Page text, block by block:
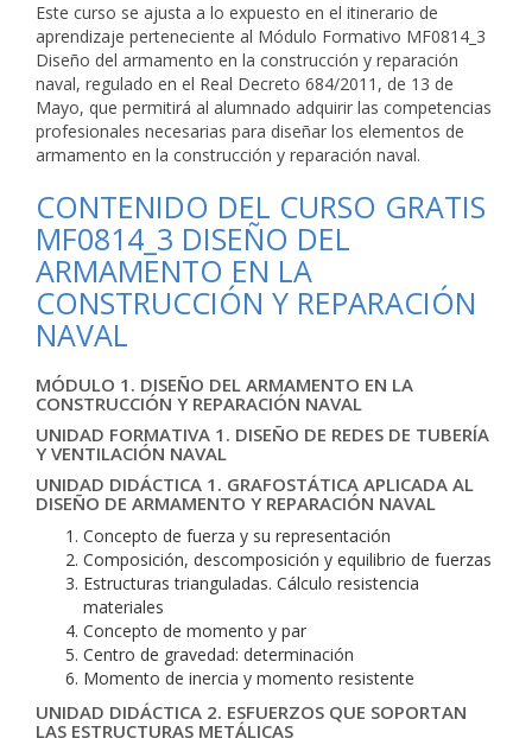
Este curso se ajusta a lo expuesto en el itinerario de
aprendizaje perteneciente al Módulo Formativo MF0814_3
Diseño del armamento en la construcción y reparación
naval, regulado en el Real Decreto 684/2011, de 13 de
Mayo, que permitirá al alumnado adquirir las competencias
profesionales necesarias para diseñar los elementos de
armamento en la construcción y reparación naval.
CONTENIDO DEL CURSO GRATIS
MF0814_3 DISEÑO DEL
ARMAMENTO EN LA
CONSTRUCCIÓN Y REPARACIÓN
NAVAL
MÓDULO 1. DISEÑO DEL ARMAMENTO EN LA
CONSTRUCCIÓN Y REPARACIÓN NAVAL
UNIDAD FORMATIVA 1. DISEÑO DE REDES DE TUBERÍA
Y VENTILACIÓN NAVAL
UNIDAD DIDÁCTICA 1. GRAFOSTÁTICA APLICADA AL
DISEÑO DE ARMAMENTO Y REPARACIÓN NAVAL
Concepto de fuerza y su representación
Composición, descomposición y equilibrio de fuerzas
Estructuras trianguladas. Cálculo resistencia
materiales
Concepto de momento y par
Centro de gravedad: determinación
Momento de inercia y momento resistente
UNIDAD DIDÁCTICA 2. ESFUERZOS QUE SOPORTAN
LAS ESTRUCTURAS METÁLICAS